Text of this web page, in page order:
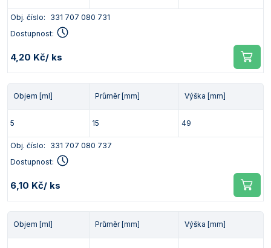
Obj. číslo:
331 707 080 731
Dostupnost:
4,20 Kč/ ks
Objem [ml] Průměr [mm] Výška [mm]
5 15 49
Obj. číslo:
331 707 080 737
Dostupnost:
6,10 Kč/ ks
Objem [ml] Průměr [mm] Výška [mm]